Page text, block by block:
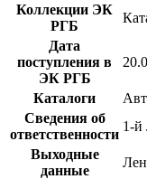
Коллекции ЭК
РГБ
Дата
поступления в
ЭК РГБ
Каталоги
Сведения об
ответственности
1-й
Выходные
данные